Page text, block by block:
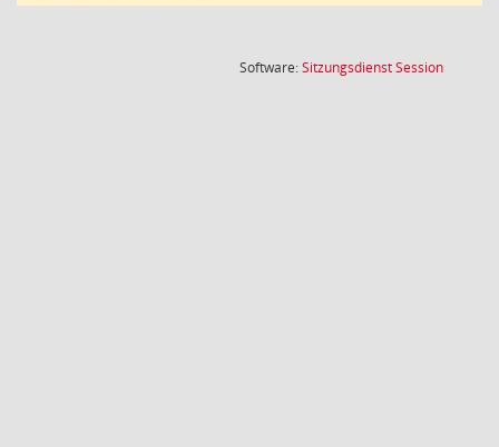
Software:SitzungsdienstSession(Wird in